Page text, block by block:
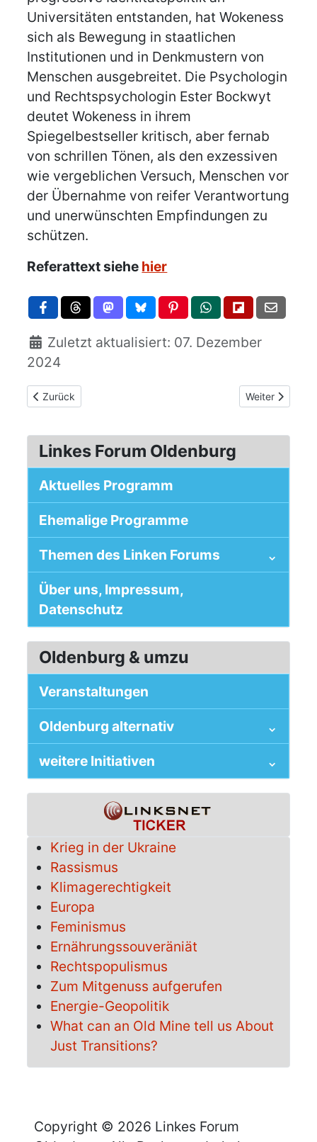
Universitäten entstanden, hat Wokeness
sich als Bewegung in staatlichen
Institutionen und in Denkmustern von
Menschen ausgebreitet. Die Psychologin
und Rechtspsychologin Ester Bockwyt
deutet Wokeness in ihrem
Spiegelbestseller kritisch, aber fernab
von schrillen Tönen, als den exzessiven
wie vergeblichen Versuch, Menschen vor
der Übernahme von reifer Verantwortung
und unerwünschten Empfindungen zu
schützen.
Referattext siehe hier
Zuletzt aktualisiert: 07. Dezember
2024
Vorheriger Beitrag: Buchvorstellung: Yanis Varoufakis:
Zurück Nächster
Weiter
Linkes Forum Oldenburg
Aktuelles Programm
Ehemalige Programme
Themen des Linken Forums
Über uns, Impressum,
Datenschutz
Oldenburg & umzu
Veranstaltungen
Oldenburg alternativ
weitere Initiativen
Krieg in der Ukraine
Rassismus
Klimagerechtigkeit
Europa
Feminismus
Ernährungssouveräniät
Rechtspopulismus
Zum Mitgenuss aufgerufen
Energie-Geopolitik
What can an Old Mine tell us About
Just Transitions?
Copyright © 2026 Linkes Forum